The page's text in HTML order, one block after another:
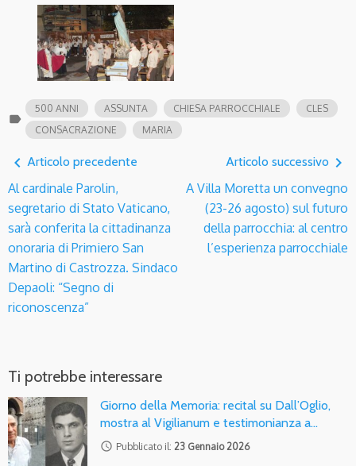
label
500 ANNI ASSUNTA CHIESA PARROCCHIALE
CLES
CONSACRAZIONE
MARIA
navigate_before Articolo precedente
Al cardinale Parolin,
segretario di Stato Vaticano,
sarà conferita la cittadinanza
onoraria di Primiero San
Martino di Castrozza. Sindaco
Depaoli: “Segno di
riconoscenza”
Articolo successivo navigate_next
A Villa Moretta un convegno
(23-26 agosto) sul futuro
della parrocchia: al centro
l’esperienza parrocchiale
Ti potrebbe interessare
Giorno della Memoria: recital su Dall’Oglio,
mostra al Vigilianum e testimonianza a…
access_time Pubblicato il: 23 Gennaio 2026